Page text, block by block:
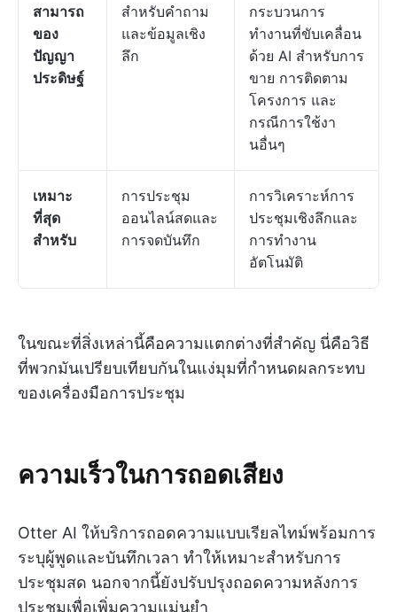
สามารถ
ของ
ปัญญา
ประดิษฐ์
สำหรับคำถาม
และข้อมูลเชิง
ลึก
กระบวนการ
ทำงานที่ขับเคลื่อน
ด้วย AI สำหรับการ
ขาย การติดตาม
โครงการ และ
กรณีการใช้งา
นอื่นๆ
เหมาะ
ที่สุด
สำหรับ
การประชุม
ออนไลน์สดและ
การจดบันทึก
การวิเคราะห์การ
ประชุมเชิงลึกและ
การทำงาน
อัตโนมัติ
ในขณะที่สิ่งเหล่านี้คือความแตกต่างที่สำคัญ นี่คือวิธี
ที่พวกมันเปรียบเทียบกันในแง่มุมที่กำหนดผลกระทบ
ของเครื่องมือการประชุม
ความเร็วในการถอดเสียง
Otter AI ให้บริการถอดความแบบเรียลไทม์พร้อมการ
ระบุผู้พูดและบันทึกเวลา ทำให้เหมาะสำหรับการ
ประชุมสด นอกจากนี้ยังปรับปรุงถอดความหลังการ
ประชุมเพื่อเพิ่มความแม่นยำ